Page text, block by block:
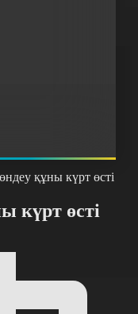
құны күрт өсті
күрт өсті